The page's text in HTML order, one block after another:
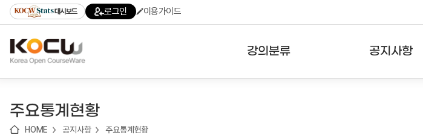
기
기
기
content)
가
대시보드 로그인 이용가이드
강의분류 공지사항
주요통계현황
HOME 공지사항 주요통계현황